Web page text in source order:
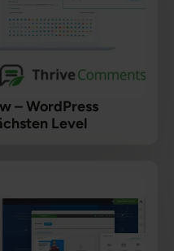
– WordPress
Level